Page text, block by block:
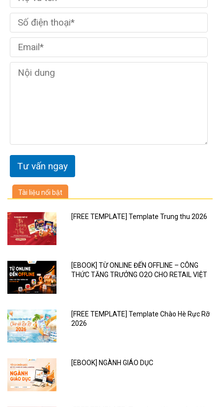
Tài liệu nổi bật
[FREE TEMPLATE] Template Trung thu 2026
[EBOOK] TỪ ONLINE ĐẾN OFFLINE – CÔNG
THỨC TĂNG TRƯỞNG O2O CHO RETAIL VIỆT
[FREE TEMPLATE] Template Chào Hè Rực Rỡ
2026
[EBOOK] NGÀNH GIÁO DỤC